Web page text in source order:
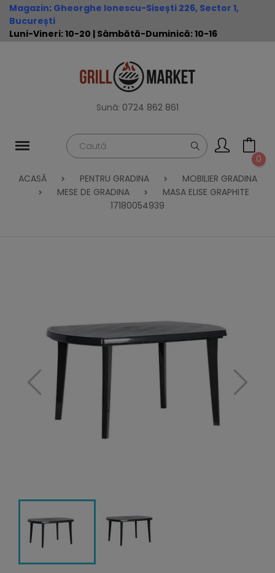
Magazin: Gheorghe Ionescu-Sisești 226, Sector 1,
București
Luni-Vineri: 10-20 | Sâmbătă-Duminică: 10-16
Sună: 0724 862 861
0
ACASĂ
PENTRU GRADINA
MOBILIER GRADINA
MESE DE GRADINA
MASA ELISE GRAPHITE
17180054939